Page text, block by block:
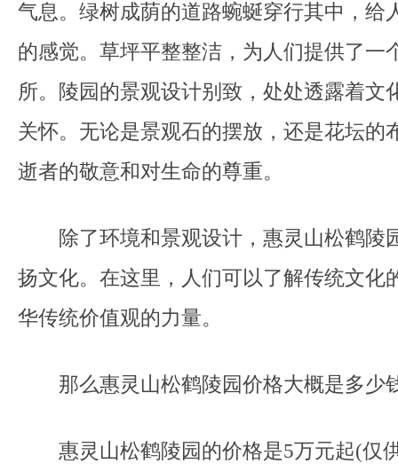
气息。绿树成荫的道路蜿蜒穿行其中，给
的感觉。草坪平整整洁，为人们提供了一
所。陵园的景观设计别致，处处透露着文
关怀。无论是景观石的摆放，还是花坛的
逝者的敬意和对生命的尊重。
除了环境和景观设计，惠灵山松鹤陵
扬文化。在这里，人们可以了解传统文化
华传统价值观的力量。
那么惠灵山松鹤陵园价格大概是多少
惠灵山松鹤陵园的价格是5万元起(仅